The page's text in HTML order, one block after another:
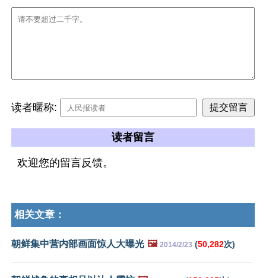
读者暱称:
读者留言
欢迎您的留言反馈。
相关文章：
朝鲜集中营内部画面惊人大曝光 🖼️ 2014/2/23 (50,282次)